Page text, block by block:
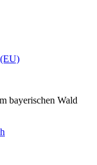
bayerischen Wald